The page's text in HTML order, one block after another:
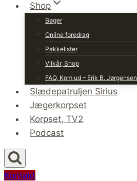
Shop
Bøger
Online foredrag
Pakkelister
Vilkår, Shop
FAQ, Kom ud – Erik B. Jørgensen
Slædepatruljen Sirius
Jægerkorpset
Korpset, TV2
Podcast
Kontakt